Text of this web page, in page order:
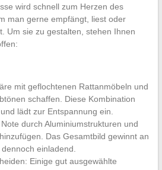
wird schnell zum Herzen des
man gerne empfängt, liest oder
Um sie zu gestalten, stehen Ihnen
mit geflochtenen Rattanmöbeln und
schaffen. Diese Kombination
lädt zur Entspannung ein.
durch Aluminiumstrukturen und
Das Gesamtbild gewinnt an
einladend.
Einige gut ausgewählte